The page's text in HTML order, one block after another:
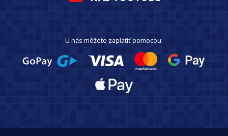
U nás môžete zaplatiť pomocou: